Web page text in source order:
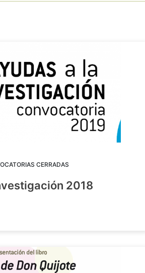
CERRADAS
2018